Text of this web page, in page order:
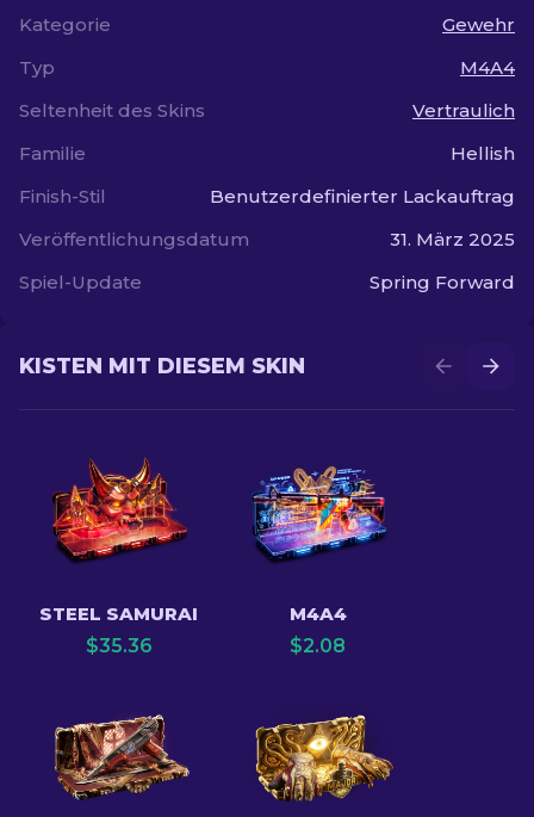
Kategorie
Gewehr
Typ
M4A4
Seltenheit des Skins
Vertraulich
Familie
Hellish
Finish-Stil
Benutzerdefinierter Lackauftrag
Veröffentlichungsdatum
31. März 2025
Spiel-Update
Spring Forward
KISTEN MIT DIESEM SKIN
STEEL SAMURAI
$35.36
M4A4
$2.08